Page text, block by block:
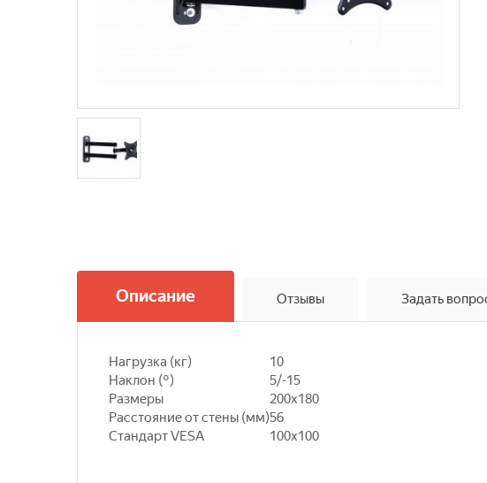
Описание Отзывы Задать
Нагрузка (кг)
10
Наклон (°)
5/-15
Размеры
200х180
Расстояние от стены (мм)56
Стандарт VESA
100х100